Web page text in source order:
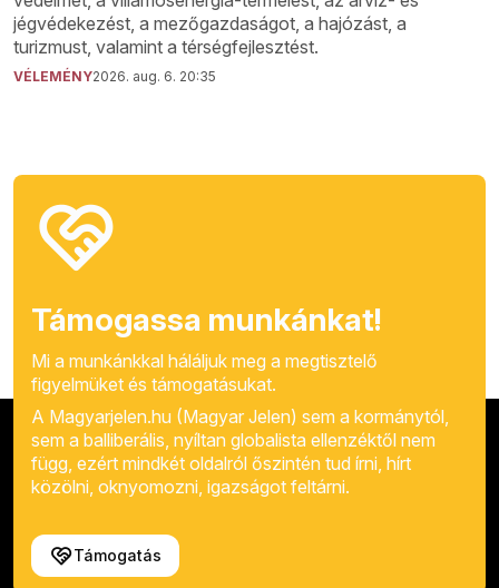
jégvédekezést, a mezőgazdaságot, a hajózást, a
turizmust, valamint a térségfejlesztést.
VÉLEMÉNY2026. aug. 6. 20:35
Támogassa munkánkat!
Mi a munkánkkal háláljuk meg a megtisztelő
figyelmüket és támogatásukat.
A Magyarjelen.hu (Magyar Jelen) sem a kormánytól,
sem a balliberális, nyíltan globalista ellenzéktől nem
függ, ezért mindkét oldalról őszintén tud írni, hírt
közölni, oknyomozni, igazságot feltárni.
Támogatás